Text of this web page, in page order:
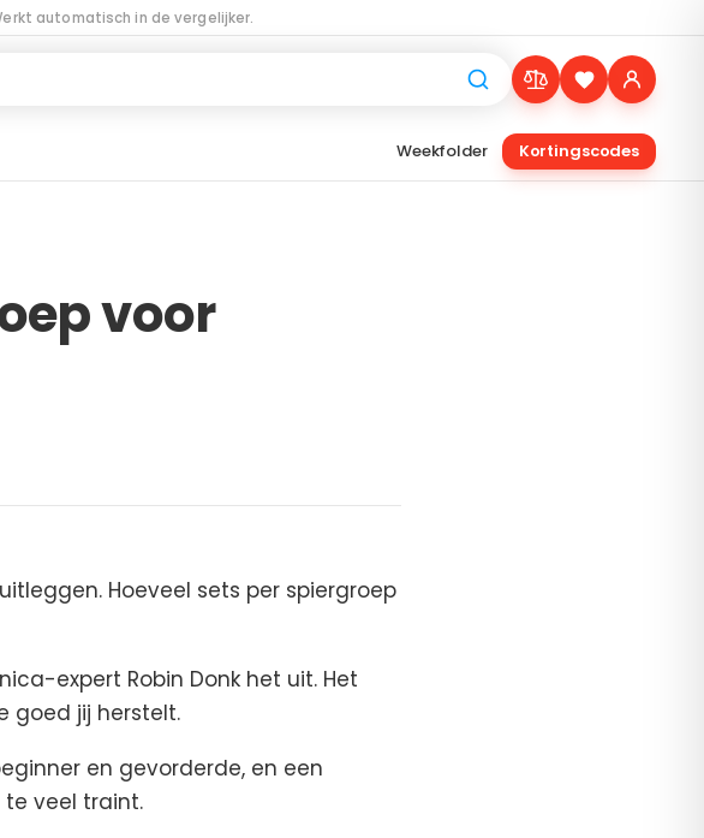
automatisch in de vergelijker.
Weekfolder Kortingscodes
voor
Hoeveel sets per spiergroep
expert Robin Donk het uit. Het
goed jij herstelt.
en gevorderde, en een
veel traint.